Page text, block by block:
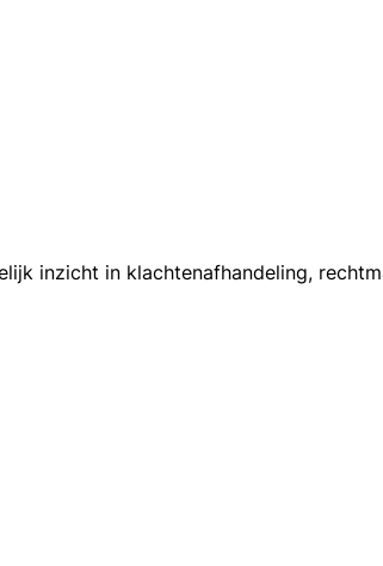
inzicht in klachtenafhandeling,